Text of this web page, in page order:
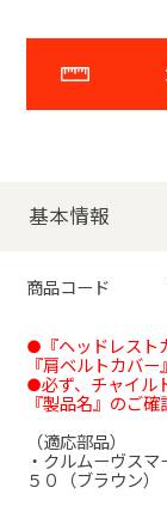
基本情報
商品コード
●『ヘッドレスト
『肩ベルトカバー
●必ず、チャイル
『製品名』のご確
（適応部品）
・クルムーヴス
５０（ブラウン）